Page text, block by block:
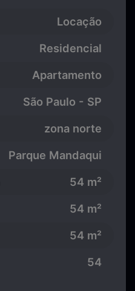
Locação
Residencial
Apartamento
São Paulo - SP
zona norte
Parque Mandaqui
54 m²
54 m²
54 m²
54